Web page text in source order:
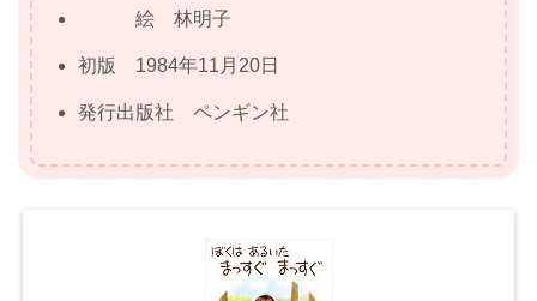
絵 林明子
初版 1984年11月20日
発行出版社 ペンギン社